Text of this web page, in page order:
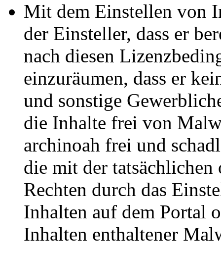
Mit dem Einstellen von
der Einsteller, dass er
nach diesen
einzuräumen, dass er
und sonstige
die Inhalte frei von
archinoah frei und
die mit der
Rechten durch das
Inhalten auf dem Portal
Inhalten enthaltener